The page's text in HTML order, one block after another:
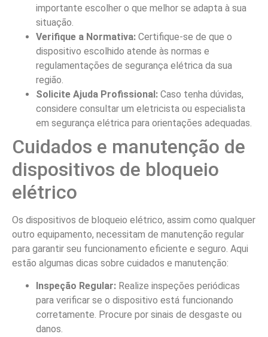
importante escolher o que melhor se adapta à sua
situação.
Verifique a Normativa: Certifique-se de que o
dispositivo escolhido atende às normas e
regulamentações de segurança elétrica da sua
região.
Solicite Ajuda Profissional: Caso tenha dúvidas,
considere consultar um eletricista ou especialista
em segurança elétrica para orientações adequadas.
Cuidados e manutenção de
dispositivos de bloqueio
elétrico
Os dispositivos de bloqueio elétrico, assim como qualquer
outro equipamento, necessitam de manutenção regular
para garantir seu funcionamento eficiente e seguro. Aqui
estão algumas dicas sobre cuidados e manutenção:
Inspeção Regular: Realize inspeções periódicas
para verificar se o dispositivo está funcionando
corretamente. Procure por sinais de desgaste ou
danos.